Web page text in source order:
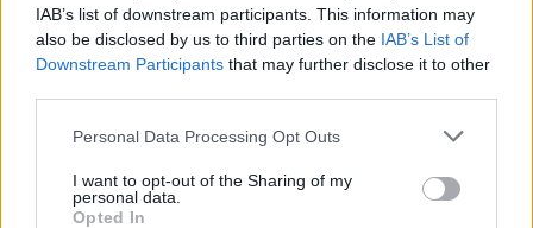
IAB’s list of downstream participants. This information may
also be disclosed by us to third parties on the IAB’s List of
Downstream Participants that may further disclose it to other
Personal Data Processing Opt Outs
I want to opt-out of the Sharing of my
personal data.
Opted In